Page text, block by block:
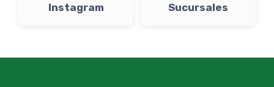
Instagram Sucursales